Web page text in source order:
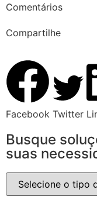
Comentários
Compartilhe
Facebook Twitter
Busque
suas